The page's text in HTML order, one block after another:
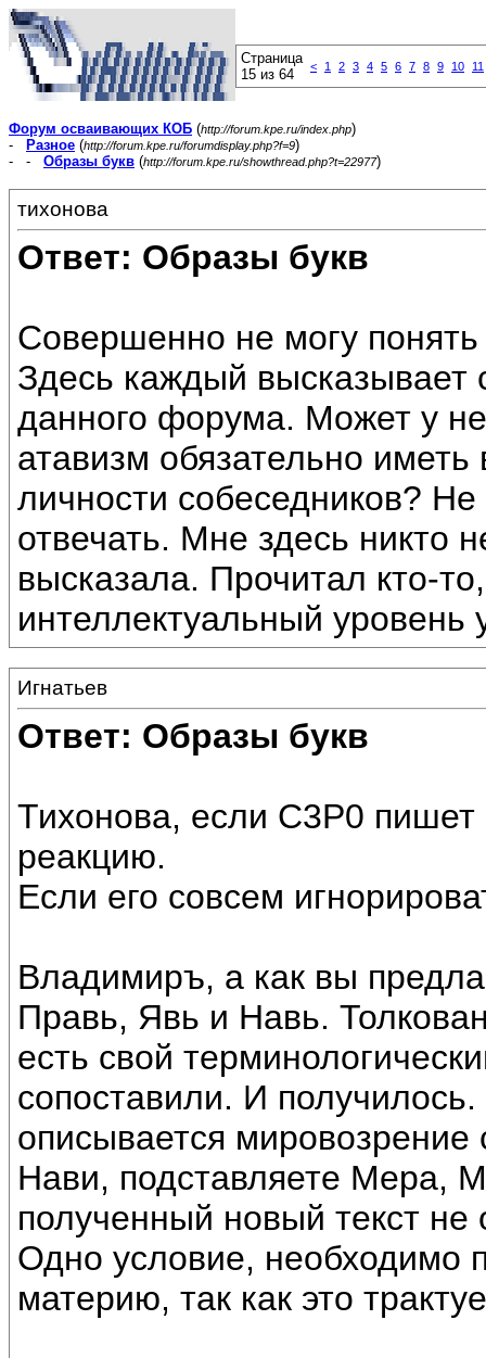
Страница
15 из 64
< 1 2 3 4 5 6 7 8 9 10 11
Форум осваивающих КОБ (http://forum.kpe.ru/index.php)
-
Разное (http://forum.kpe.ru/forumdisplay.php?f=9)
- - Образы букв (http://forum.kpe.ru/showthread.php?t=22977)
тихонова
Ответ: Образы букв
Совершенно не могу
Здесь каждый высказывает
данного форума. Может у
атавизм обязательно
личности собеседников?
отвечать. Мне здесь никто
высказала. Прочитал кто-
интеллектуальный уровень
Игнатьев
Ответ: Образы букв
Тихонова, если C3P0 пишет
реакцию.
Если его совсем
Владимиръ, а как вы
Правь, Явь и Навь.
есть свой
сопоставили. И
описывается
Нави, подставляете Мера,
полученный новый текст не
Одно условие, необходимо
материю, так как это